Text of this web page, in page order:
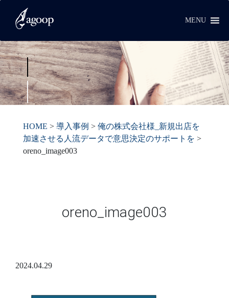
MENU
HOME > 導入事例 > 俺の株式会社様_新規出店を
加速させる人流データで意思決定のサポートを >
oreno_image003
oreno_image003
2024.04.29